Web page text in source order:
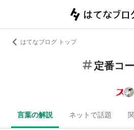
はてなブログ トップ
定番コ
言葉の解説 ネットで話題